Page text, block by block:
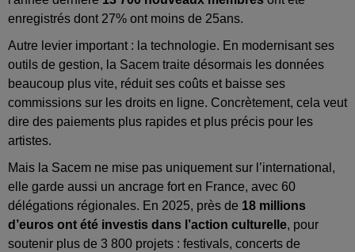
enregistrés dont 27% ont moins de 25ans.
Autre levier important : la technologie. En modernisant ses
outils de gestion, la Sacem traite désormais les données
beaucoup plus vite, réduit ses coûts et baisse ses
commissions sur les droits en ligne. Concrètement, cela veut
dire des paiements plus rapides et plus précis pour les
artistes.
Mais la Sacem ne mise pas uniquement sur l’international,
elle garde aussi un ancrage fort en France, avec 60
délégations régionales. En 2025, près de 18 millions
d’euros ont été investis dans l’action culturelle, pour
soutenir plus de 3 800 projets : festivals, concerts de